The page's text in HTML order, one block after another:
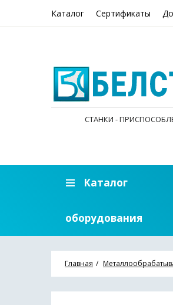
Каталог Сертификаты
СТАНКИ -
Каталог
оборудования
Главная